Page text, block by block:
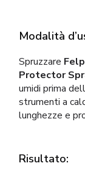
Modalità
Spruzzare
Protector
umidi prima
strumenti a
lunghezze e
Risultato: